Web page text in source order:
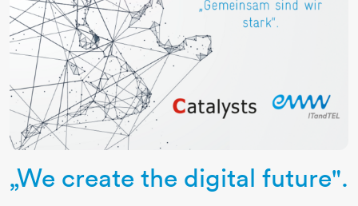
„We create the digital future".